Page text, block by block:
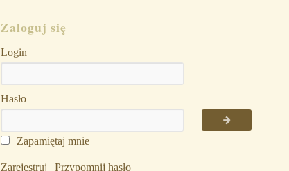
Zaloguj się
Login
Hasło
Zapamiętaj mnie
Zarejestruj | Przypomnij hasło